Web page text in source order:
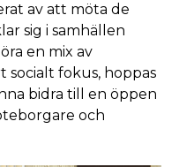
av att möta de
sig i samhällen
en mix av
socialt fokus, hoppas
bidra till en öppen
och